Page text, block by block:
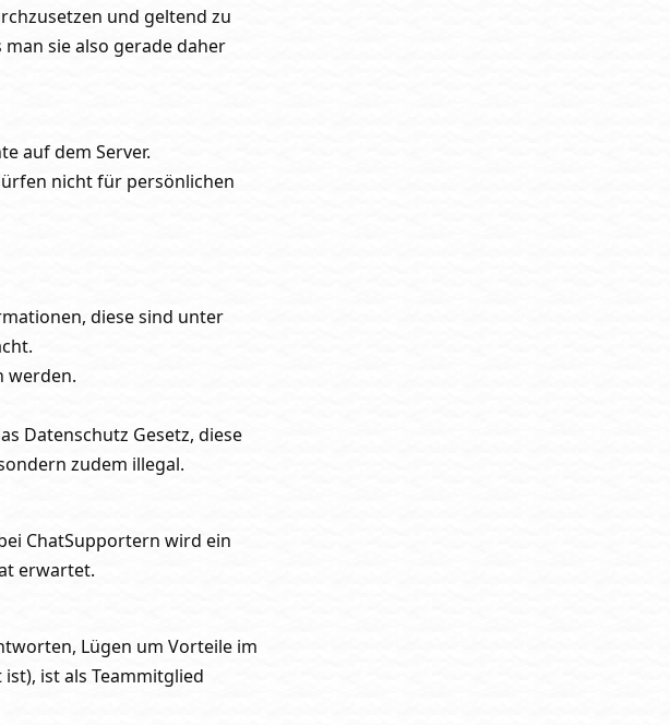
und geltend zu
sie also gerade daher
auf dem Server.
nicht für persönlichen
diese sind unter
werden.
Datenschutz Gesetz, diese
zudem illegal.
ChatSupportern wird ein
erwartet.
Lügen um Vorteile im
ist als Teammitglied